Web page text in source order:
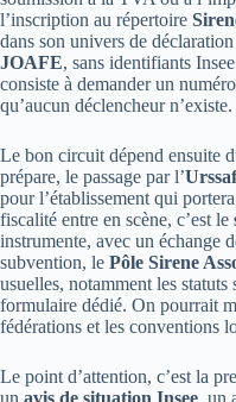
l’inscription au répertoire
dans son univers de
JOAFE, sans identifiants
consiste à demander un
qu’aucun déclencheur n’existe.
Le bon circuit dépend ensuite
prépare, le passage par l’Urssaf
pour l’établissement qui
fiscalité entre en scène, c’est le
instrumente, avec un échange
subvention, le Pôle Sirene
usuelles, notamment les
formulaire dédié. On pourrait
fédérations et les conventions
Le point d’attention, c’est la